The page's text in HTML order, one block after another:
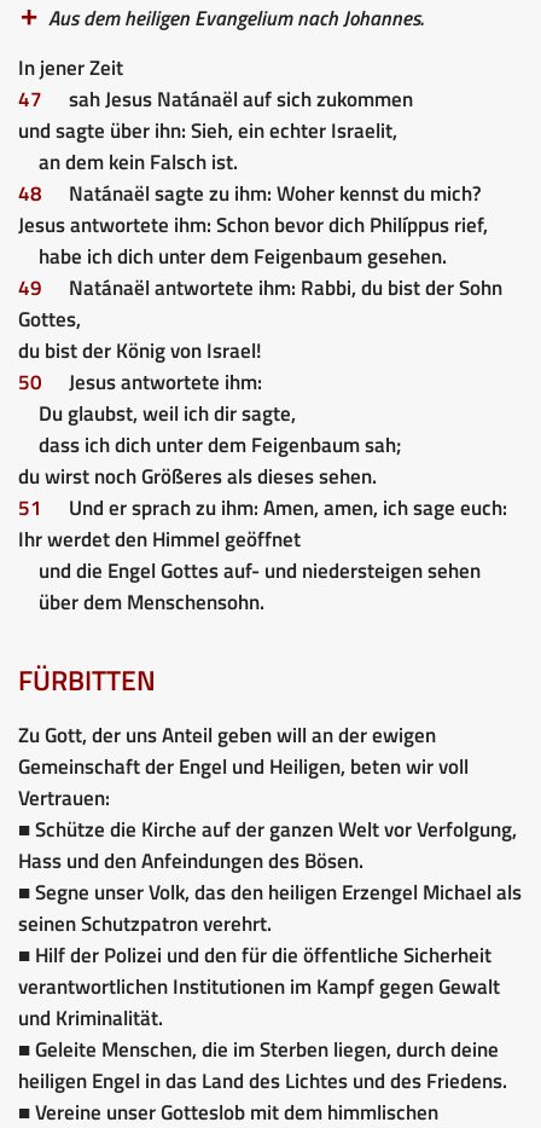
Aus dem heiligen Evangelium nach Johannes.
In jener Zeit
47
sah Jesus Natánaël auf sich zukommen
und sagte über ihn: Sieh, ein echter Israelit,
an dem kein Falsch ist.
48
Natánaël sagte zu ihm: Woher kennst du mich?
Jesus antwortete ihm: Schon bevor dich Philíppus rief,
habe ich dich unter dem Feigenbaum gesehen.
49
Natánaël antwortete ihm: Rabbi, du bist der Sohn
Gottes,
du bist der König von Israel!
50
Jesus antwortete ihm:
Du glaubst, weil ich dir sagte,
dass ich dich unter dem Feigenbaum sah;
du wirst noch Größeres als dieses sehen.
51
Und er sprach zu ihm: Amen, amen, ich sage euch:
Ihr werdet den Himmel geöffnet
und die Engel Gottes auf- und niedersteigen sehen
über dem Menschensohn.
FÜRBITTEN
Zu Gott, der uns Anteil geben will an der ewigen
Gemeinschaft der Engel und Heiligen, beten wir voll
Vertrauen:
■ Schütze die Kirche auf der ganzen Welt vor Verfolgung,
Hass und den Anfeindungen des Bösen.
■ Segne unser Volk, das den heiligen Erzengel Michael als
seinen Schutzpatron verehrt.
■ Hilf der Polizei und den für die öffentliche Sicherheit
verantwortlichen Institutionen im Kampf gegen Gewalt
und Kriminalität.
■ Geleite Menschen, die im Sterben liegen, durch deine
heiligen Engel in das Land des Lichtes und des Friedens.
■ Vereine unser Gotteslob mit dem himmlischen